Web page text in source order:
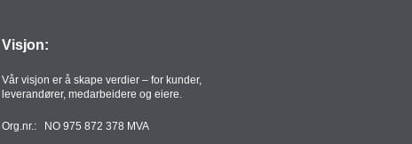
Visjon:
Vår visjon er å skape verdier – for kunder,
leverandører, medarbeidere og eiere.
Org.nr.: NO 975 872 378 MVA